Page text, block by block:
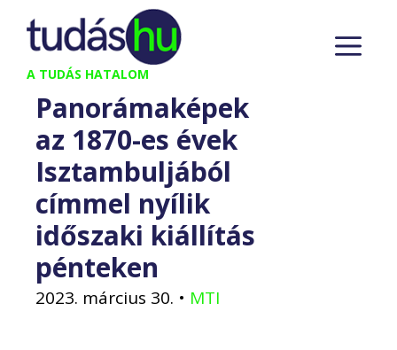
Kilépés
tartalomba
A TUDÁS HATALOM
Panorámaképek
az 1870-es évek
Isztambuljából
címmel nyílik
időszaki kiállítás
pénteken
2023. március 30. • MTI